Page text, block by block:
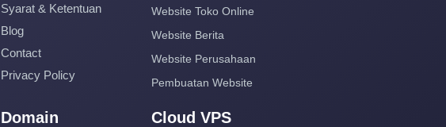
Syarat & Ketentuan
Blog
Contact
Privacy Policy
Website Toko Online
Website Berita
Website Perusahaan
Pembuatan Website
Domain Cloud VPS